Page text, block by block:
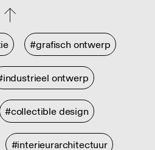
#grafisch ontwerp
ontwerp
#collectible design
#interieurarchitectuur